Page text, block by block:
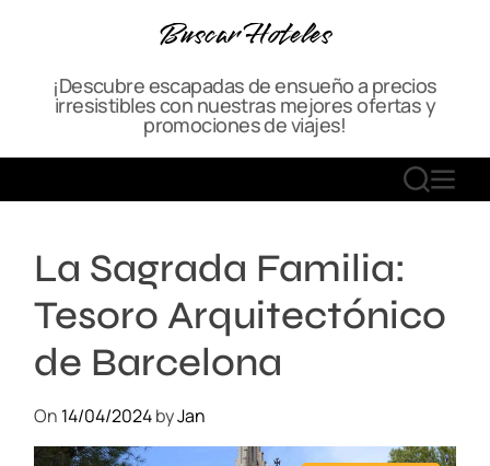
o
Buscar Hoteles
¡Descubre escapadas de ensueño a precios
irresistibles con nuestras mejores ofertas y
promociones de viajes!
S
E
H
M
E
La Sagrada Familia:
Tesoro Arquitectónico
de Barcelona
On 14/04/2024byJan